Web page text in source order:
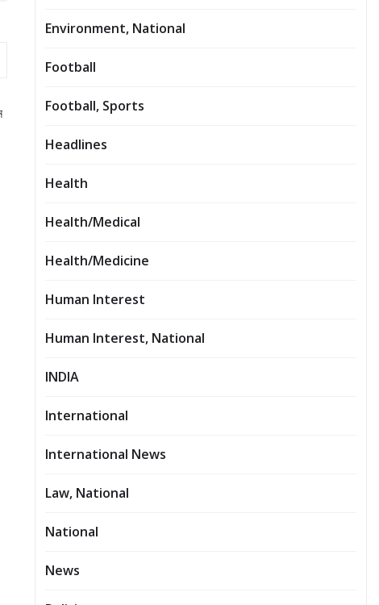
Environment, National
Football
Football, Sports
Headlines
Health
Health/Medical
Health/Medicine
Human Interest
Human Interest, National
INDIA
International
International News
Law, National
National
News